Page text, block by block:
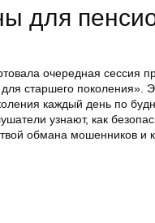
для
очередная сессия
старшего поколения».
каждый день по
узнают, как
обмана мошенников и